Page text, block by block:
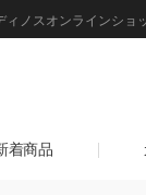
ィノスオンラインショ
着商品